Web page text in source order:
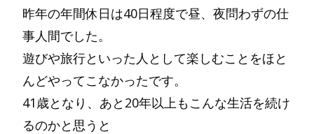
昨年の年間休日は40日程度で昼、夜問わずの仕
事人間でした。
遊びや旅行といった人として楽しむことをほと
んどやってこなかったです。
41歳となり、あと20年以上もこんな生活を続け
るのかと思うと